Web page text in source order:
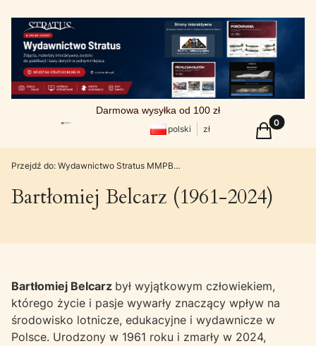
Darmowa wysyłka od 100 zł
polski zł Produkty
Koszyk
Przejdź do: Wydawnictwo Stratus MMPBooks
Bartłomiej Belcarz (1961-2024)
Bartłomiej Belcarz był wyjątkowym człowiekiem,
którego życie i pasje wywarły znaczący wpływ na
środowisko lotnicze, edukacyjne i wydawnicze w
Polsce. Urodzony w 1961 roku i zmarły w 2024,